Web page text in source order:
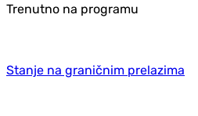
Trenutno na programu
Stanje na graničnim prelazima